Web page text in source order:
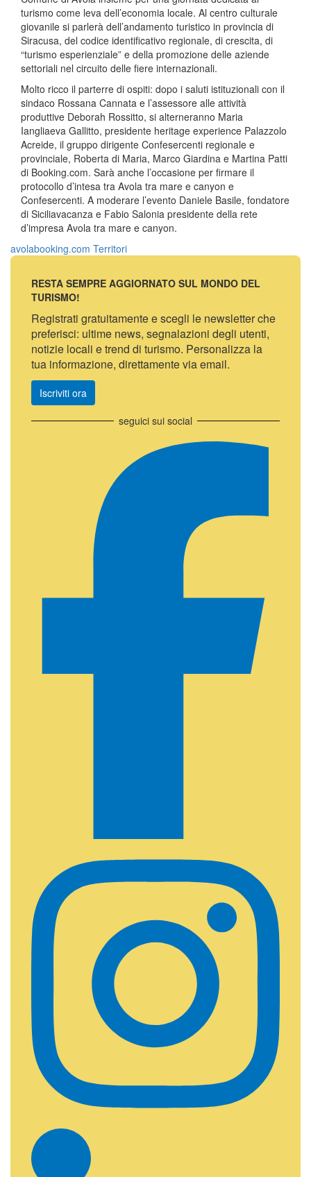
turismo come leva dell’economia locale. Al centro culturale
giovanile si parlerà dell’andamento turistico in provincia di
Siracusa, del codice identificativo regionale, di crescita, di
“turismo esperienziale” e della promozione delle aziende
settoriali nel circuito delle fiere internazionali.
Molto ricco il parterre di ospiti: dopo i saluti istituzionali con il
sindaco Rossana Cannata e l’assessore alle attività
produttive Deborah Rossitto, si alterneranno Maria
Iangliaeva Gallitto, presidente heritage experience Palazzolo
Acreide, il gruppo dirigente Confesercenti regionale e
provinciale, Roberta di Maria, Marco Giardina e Martina Patti
di Booking.com. Sarà anche l’occasione per firmare il
protocollo d’intesa tra Avola tra mare e canyon e
Confesercenti. A moderare l’evento Daniele Basile, fondatore
di Siciliavacanza e Fabio Salonia presidente della rete
d’impresa Avola tra mare e canyon.
avolabooking.com Territori
RESTA SEMPRE AGGIORNATO SUL MONDO DEL
TURISMO!
Registrati gratuitamente e scegli le newsletter che
preferisci: ultime news, segnalazioni degli utenti,
notizie locali e trend di turismo. Personalizza la
tua informazione, direttamente via email.
Iscriviti ora
seguici sui social